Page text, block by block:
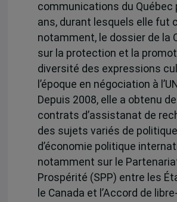
communications du Québec
ans, durant lesquels elle fut
notamment, le dossier de la
sur la protection et la
diversité des expressions
l’époque en négociation à
Depuis 2008, elle a obtenu
contrats d’assistanat de
des sujets variés de
d’économie politique
notamment sur le
Prospérité (SPP) entre les
le Canada et l’Accord de